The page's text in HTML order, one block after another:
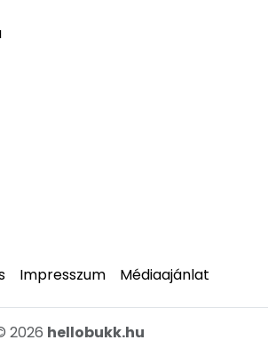
Impresszum Médiaajánlat
2026 hellobukk.hu